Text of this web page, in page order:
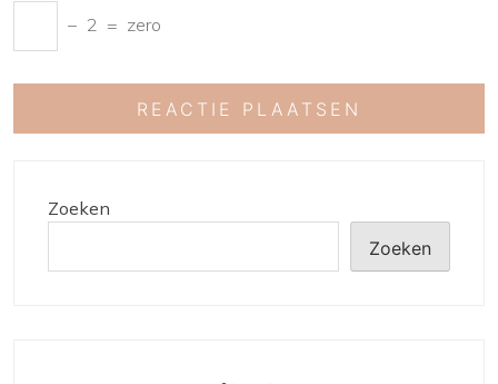
− 2 = zero
Zoeken
Zoeken